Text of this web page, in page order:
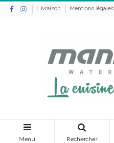
Livraison Mentions légales
Menu Rechercher